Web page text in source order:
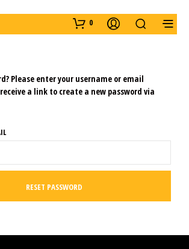
0
Please enter your username or email
a link to create a new password via
RESET PASSWORD